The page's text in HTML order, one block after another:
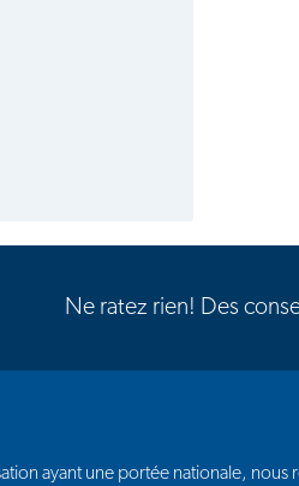
Ne ratez rien! Des
ayant une portée nationale,